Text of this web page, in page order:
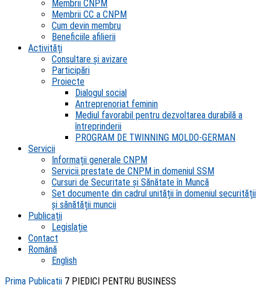
Membrii CNPM
Membrii CC a CNPM
Cum devin membru
Beneficiile afilierii
Activități
Consultare și avizare
Participări
Proiecte
Dialogul social
Antreprenoriat feminin
Mediul favorabil pentru dezvoltarea durabilă a
întreprinderii
PROGRAM DE TWINNING MOLDO-GERMAN
Servicii
Informații generale CNPM
Servicii prestate de CNPM in domeniul SSM
Cursuri de Securitate și Sănătate în Muncă
Set documente din cadrul unității în domeniul securității
și sănătății muncii
Publicații
Legislație
Contact
Română
English
Prima Publicații 7 PIEDICI PENTRU BUSINESS